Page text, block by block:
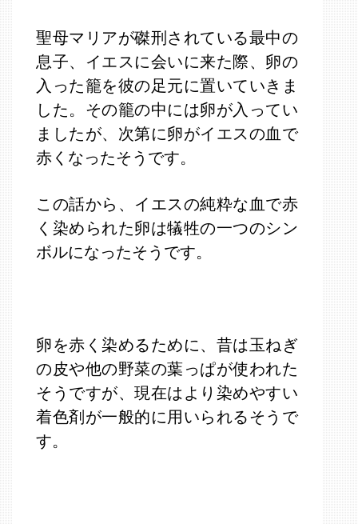
聖母マリアが磔刑されている最中の
息子、イエスに会いに来た際、卵の
入った籠を彼の足元に置いていきま
した。その籠の中には卵が入ってい
ましたが、次第に卵がイエスの血で
赤くなったそうです。
この話から、イエスの純粋な血で赤
く染められた卵は犠牲の一つのシン
ボルになったそうです。
卵を赤く染めるために、昔は玉ねぎ
の皮や他の野菜の葉っぱが使われた
そうですが、現在はより染めやすい
着色剤が一般的に用いられるそうで
す。